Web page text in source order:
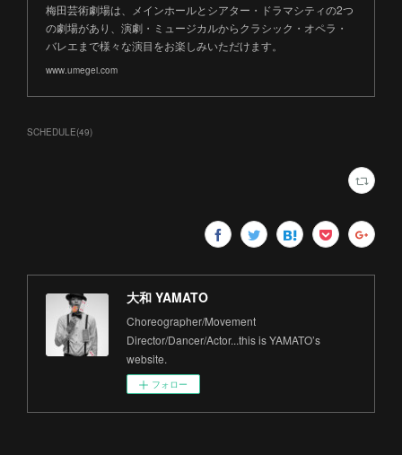
梅田芸術劇場は、メインホールとシアター・ドラマシティの2つ
の劇場があり、演劇・ミュージカルからクラシック・オペラ・
バレエまで様々な演目をお楽しみいただけます。
www.umegei.com
SCHEDULE(49)
大和 YAMATO
Choreographer/Movement
Director/Dancer/Actor...this is YAMATO’s
website.
フォロー